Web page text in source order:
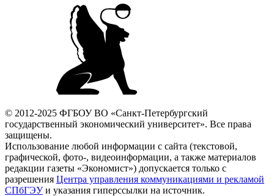
© 2012-2025 ФГБОУ ВО «Санкт-Петербургский
государственный экономический университет». Все права
защищены.
Использование любой информации с сайта (текстовой,
графической, фото-, видеоинформации, а также материалов
редакции газеты «Экономист») допускается только с
разрешения Центра управления коммуникациями и рекламой
СПбГЭУи указания гиперссылки на источник.